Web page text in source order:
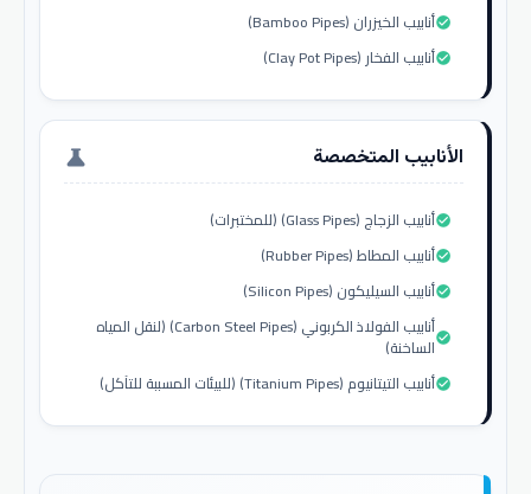
أنابيب الخيزران (Bamboo Pipes)check_circle
أنابيب الفخار (Clay Pot Pipes)check_circle
الأنابيب المتخصصة science
أنابيب الزجاج (Glass Pipes) (للمختبرات)check_circle
أنابيب المطاط (Rubber Pipes)check_circle
أنابيب السيليكون (Silicon Pipes)check_circle
أنابيب الفولاذ الكربوني (Carbon Steel Pipes) (لنقل المياه
الساخنة)check_circle
أنابيب التيتانيوم (Titanium Pipes) (للبيئات المسببة للتآكل)check_circle